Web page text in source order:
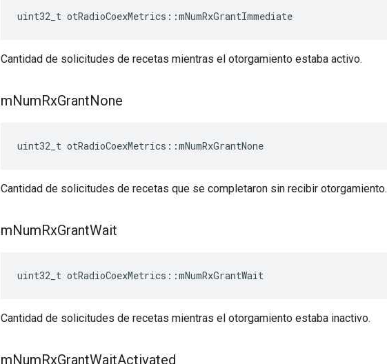
uint32_t otRadioCoexMetrics ::mNumRxGrantImmediate
Cantidad de solicitudes de recetas mientras el otorgamiento estaba activo.
mNumRxGrantNone
uint32_t otRadioCoexMetrics ::mNumRxGrantNone
Cantidad de solicitudes de recetas que se completaron sin recibir otorgamiento.
mNumRxGrantWait
uint32_t otRadioCoexMetrics ::mNumRxGrantWait
Cantidad de solicitudes de recetas mientras el otorgamiento estaba inactivo.
mNumRxGrantWaitActivated